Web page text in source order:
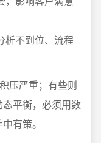
析不到位、流程
压严重；有些则
平衡，必须用数
有策。